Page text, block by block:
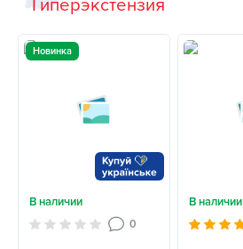
Гиперэкстензия
Новинка
В наличии
0
В наличии